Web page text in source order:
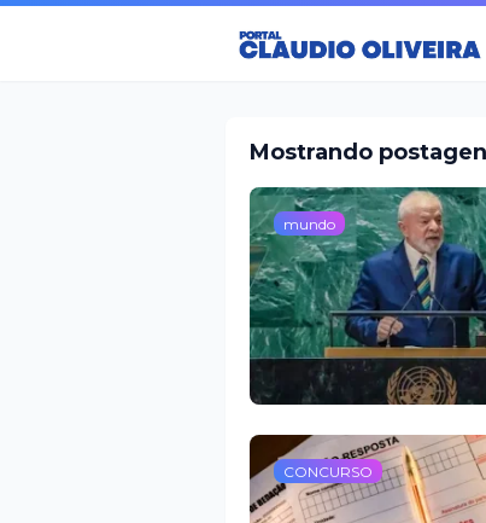
Mostrando
mundo
CONCURSO